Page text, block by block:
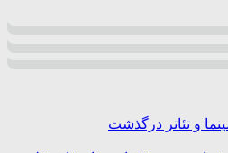
و تئاتر درگذشت